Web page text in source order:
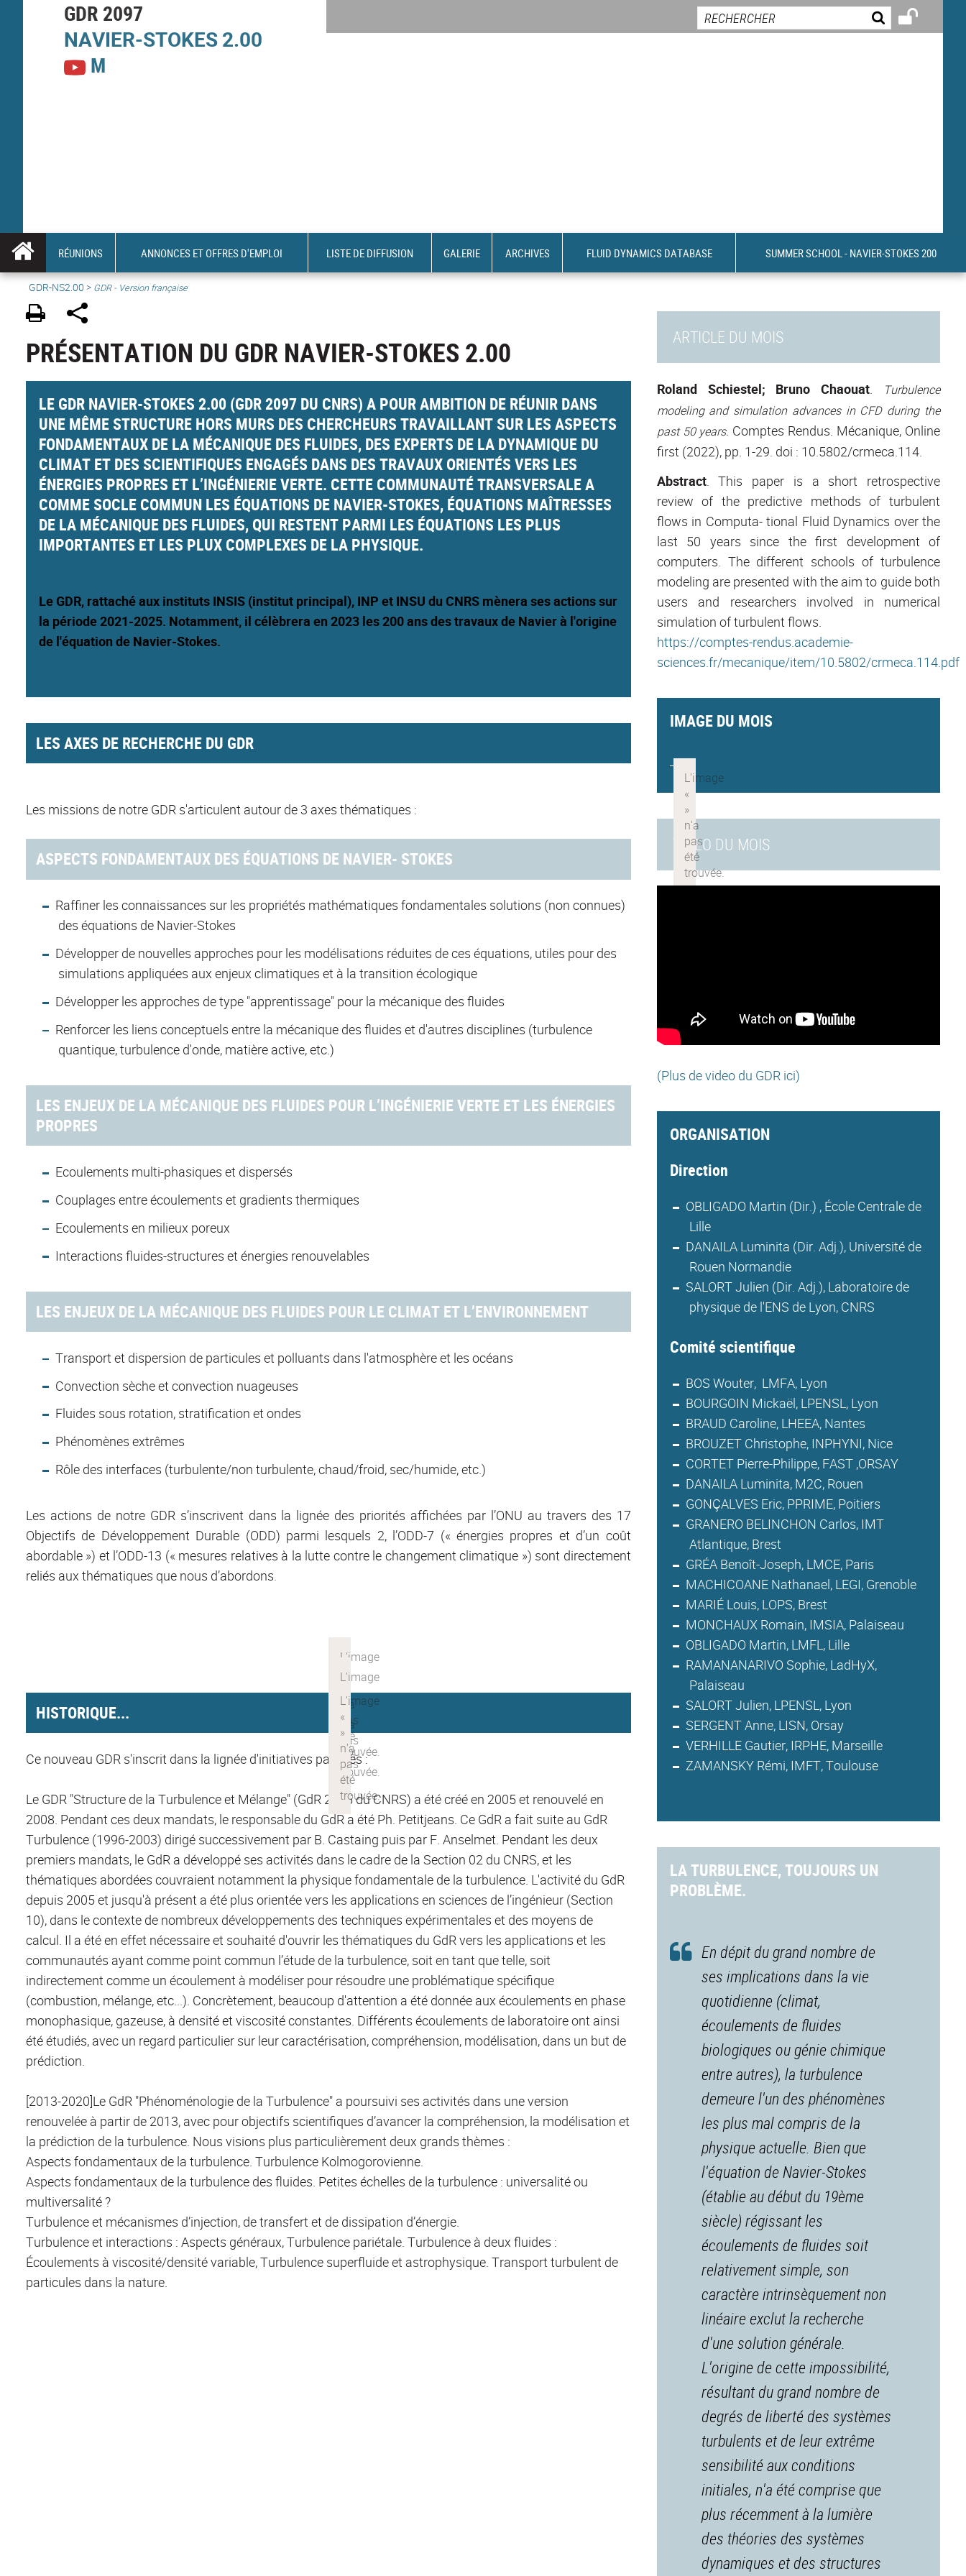
GDR 2097
NAVIER-STOKES2.00
M
RÉUNIONS ANNONCES ET OFFRES D'EMPLOI LISTE DE DIFFUSION GALERIE ARCHIVES FLUID DYNAMICS DATABASE SUMMER SCHOOL - NAVIER-STOKES 200
GDR-NS2.00 > GDR - Version française
PRÉSENTATION DU GDR NAVIER-STOKES 2.00
LE GDR NAVIER-STOKES 2.00 (GDR 2097 DU CNRS) A POUR AMBITION DE RÉUNIR DANS
UNE MÊME STRUCTURE HORS MURS DES CHERCHEURS TRAVAILLANT SUR LES ASPECTS
FONDAMENTAUX DE LA MÉCANIQUE DES FLUIDES, DES EXPERTS DE LA DYNAMIQUE DU
CLIMAT ET DES SCIENTIFIQUES ENGAGÉS DANS DES TRAVAUX ORIENTÉS VERS LES
ÉNERGIES PROPRES ET L’INGÉNIERIE VERTE. CETTE COMMUNAUTÉ TRANSVERSALE A
COMME SOCLE COMMUN LES ÉQUATIONS DE NAVIER-STOKES, ÉQUATIONS MAÎTRESSES
DE LA MÉCANIQUE DES FLUIDES, QUI RESTENT PARMI LES ÉQUATIONS LES PLUS
IMPORTANTES ET LES PLUX COMPLEXES DE LA PHYSIQUE.
Le GDR, rattaché aux instituts INSIS (institut principal), INP et INSU du CNRS mènera ses actions sur
la période 2021-2025. Notamment, il célèbrera en 2023 les 200 ans des travaux de Navier à l'origine
de l'équation de Navier-Stokes.
LES AXES DE RECHERCHE DU GDR
Les missions de notre GDR s'articulent autour de 3 axes thématiques :
ASPECTS FONDAMENTAUX DES ÉQUATIONS DE NAVIER- STOKES
Raffiner les connaissances sur les propriétés mathématiques fondamentales solutions (non connues)
des équations de Navier-Stokes
Développer de nouvelles approches pour les modélisations réduites de ces équations, utiles pour des
simulations appliquées aux enjeux climatiques et à la transition écologique
Développer les approches de type "apprentissage" pour la mécanique des fluides
Renforcer les liens conceptuels entre la mécanique des fluides et d'autres disciplines (turbulence
quantique, turbulence d'onde, matière active, etc.)
LES ENJEUX DE LA MÉCANIQUE DES FLUIDES POUR L’INGÉNIERIE VERTE ET LES ÉNERGIES
PROPRES
Ecoulements multi-phasiques et dispersés
Couplages entre écoulements et gradients thermiques
Ecoulements en milieux poreux
Interactions fluides-structures et énergies renouvelables
LES ENJEUX DE LA MÉCANIQUE DES FLUIDES POUR LE CLIMAT ET L’ENVIRONNEMENT
Transport et dispersion de particules et polluants dans l'atmosphère et les océans
Convection sèche et convection nuageuses
Fluides sous rotation, stratification et ondes
Phénomènes extrêmes
Rôle des interfaces (turbulente/non turbulente, chaud/froid, sec/humide, etc.)
Les actions de notre GDR s’inscrivent dans la lignée des priorités affichées par l’ONU au travers des 17
Objectifs de Développement Durable (ODD) parmi lesquels 2, l’ODD-7 (« énergies propres et d’un coût
abordable ») et l’ODD-13 (« mesures relatives à la lutte contre le changement climatique ») sont directement
reliés aux thématiques que nous d’abordons.
HISTORIQUE...
Ce nouveau GDR s'inscrit dans la lignée d'initiatives passées :
Le GDR "Structure de la Turbulence et Mélange" (GdR 2865 du CNRS) a été créé en 2005 et renouvelé en
2008. Pendant ces deux mandats, le responsable du GdR a été Ph. Petitjeans. Ce GdR a fait suite au GdR
Turbulence (1996-2003) dirigé successivement par B. Castaing puis par F. Anselmet. Pendant les deux
premiers mandats, le GdR a développé ses activités dans le cadre de la Section 02 du CNRS, et les
thématiques abordées couvraient notamment la physique fondamentale de la turbulence. L'activité du GdR
depuis 2005 et jusqu'à présent a été plus orientée vers les applications en sciences de l’ingénieur (Section
10), dans le contexte de nombreux développements des techniques expérimentales et des moyens de
calcul. Il a été en effet nécessaire et souhaité d'ouvrir les thématiques du GdR vers les applications et les
communautés ayant comme point commun l’étude de la turbulence, soit en tant que telle, soit
indirectement comme un écoulement à modéliser pour résoudre une problématique spécifique
(combustion, mélange, etc...). Concrètement, beaucoup d'attention a été donnée aux écoulements en phase
monophasique, gazeuse, à densité et viscosité constantes. Différents écoulements de laboratoire ont ainsi
été étudiés, avec un regard particulier sur leur caractérisation, compréhension, modélisation, dans un but de
prédiction.
[2013-2020]Le GdR "Phénoménologie de la Turbulence" a poursuivi ses activités dans une version
renouvelée à partir de 2013, avec pour objectifs scientifiques d’avancer la compréhension, la modélisation et
la prédiction de la turbulence. Nous visions plus particulièrement deux grands thèmes :
Aspects fondamentaux de la turbulence. Turbulence Kolmogorovienne.
Aspects fondamentaux de la turbulence des fluides. Petites échelles de la turbulence : universalité ou
multiversalité ?
Turbulence et mécanismes d’injection, de transfert et de dissipation d’énergie.
Turbulence et interactions : Aspects généraux, Turbulence pariétale. Turbulence à deux fluides :
Écoulements à viscosité/densité variable, Turbulence superfluide et astrophysique. Transport turbulent de
particules dans la nature.
ARTICLE DU MOIS
Roland Schiestel; Bruno Chaouat.
Turbulence
modeling and simulation advances in CFD during the
past 50 years. Comptes Rendus. Mécanique, Online
first (2022), pp. 1-29. doi : 10.5802/crmeca.114.
Abstract. This paper is a short retrospective
review of the predictive methods of turbulent
flows in Computa- tional Fluid Dynamics over the
last 50 years since the first development of
computers. The different schools of turbulence
modeling are presented with the aim to guide both
users and researchers involved in numerical
simulation of turbulent flows.
https://comptes-rendus.academie-
sciences.fr/mecanique/item/10.5802/crmeca.114.pdf
IMAGE DU MOIS
VIDEO DU MOIS
(Plus de video du GDR ici)
ORGANISATION
Direction
OBLIGADO Martin (Dir.) , École Centrale de
Lille
DANAILA Luminita (Dir. Adj.), Université de
Rouen Normandie
SALORT Julien (Dir. Adj.), Laboratoire de
physique de l'ENS de Lyon, CNRS
Comité scientifique
BOS Wouter, LMFA, Lyon
BOURGOIN Mickaël, LPENSL, Lyon
BRAUD Caroline, LHEEA, Nantes
BROUZET Christophe, INPHYNI, Nice
CORTET Pierre-Philippe, FAST ,ORSAY
DANAILA Luminita, M2C, Rouen
GONÇALVES Eric, PPRIME, Poitiers
GRANERO BELINCHON Carlos, IMT
Atlantique, Brest
GRÉA Benoît-Joseph, LMCE, Paris
MACHICOANE Nathanael, LEGI, Grenoble
MARIÉ Louis, LOPS, Brest
MONCHAUX Romain, IMSIA, Palaiseau
OBLIGADO Martin, LMFL, Lille
RAMANANARIVO Sophie, LadHyX,
Palaiseau
SALORT Julien, LPENSL, Lyon
SERGENT Anne, LISN, Orsay
VERHILLE Gautier, IRPHE, Marseille
ZAMANSKY Rémi, IMFT, Toulouse
LA TURBULENCE, TOUJOURS UN
PROBLÈME.
En dépit du grand nombre de
ses implications dans la vie
quotidienne (climat,
écoulements de fluides
biologiques ou génie chimique
entre autres), la turbulence
demeure l'un des phénomènes
les plus mal compris de la
physique actuelle. Bien que
l'équation de Navier-Stokes
(établie au début du 19ème
siècle) régissant les
écoulements de fluides soit
relativement simple, son
caractère intrinsèquement non
linéaire exclut la recherche
d'une solution générale.
L'origine de cette impossibilité,
résultant du grand nombre de
degrés de liberté des systèmes
turbulents et de leur extrême
sensibilité aux conditions
initiales, n'a été comprise que
plus récemment à la lumière
des théories des systèmes
dynamiques et des structures